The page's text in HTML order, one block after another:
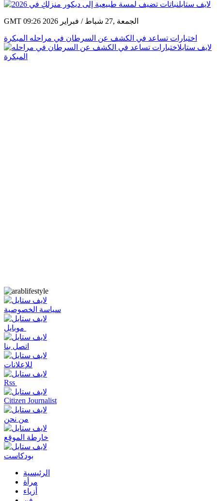
GMT 09:26 2026 الجمعة ,27 شباط / فبراير
اختبارات تساعد في الكشف عن السرطان في مراحله المبكرة
سياسة الخصوصية
اتصل بنا
للإعلانات
Rss
Citizen Journalist
من نحن
خارطة الموقع
بودكاست
الرئيسية
مرأة
أزياء